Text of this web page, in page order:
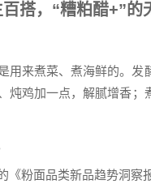
搭， “糟粕醋+”的
来煮菜、煮海鲜的。发
炖鸡加一点，解腻增香
《粉面品类新品趋势洞察